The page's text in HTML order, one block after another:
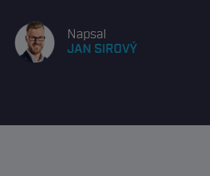
Napsal
JAN SIROVÝ